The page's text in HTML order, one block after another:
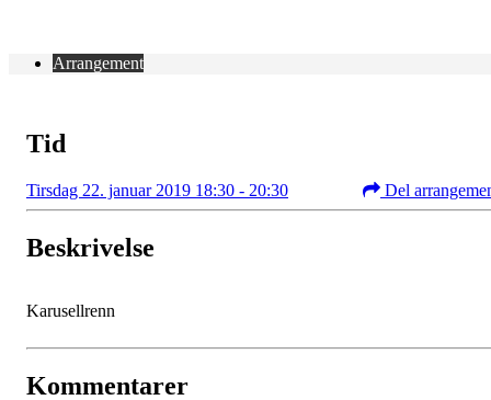
Arrangement
Tid
Tirsdag 22. januar 2019 18:30 - 20:30 Del
Beskrivelse
Karusellrenn
Kommentarer